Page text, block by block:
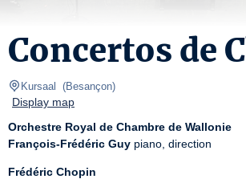
Concertos de
Kursaal (Besançon)
Display map
Orchestre Royal de Chambre de Wallonie
François-Frédéric Guy piano, direction
Frédéric Chopin